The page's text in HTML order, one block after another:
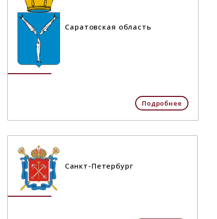
Саратовская область
Подробнее
Санкт-Петербург